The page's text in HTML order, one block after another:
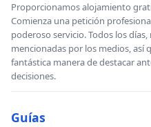
Proporcionamos alojamiento
Comienza una petición
poderoso servicio. Todos los
mencionadas por los medios, así
fantástica manera de destacar
decisiones.
Guías